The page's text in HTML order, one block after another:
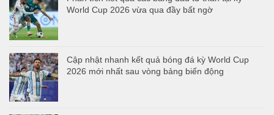
World Cup 2026 vừa qua đầy bất ngờ
Cập nhật nhanh kết quả bóng đá kỳ World Cup
2026 mới nhất sau vòng bảng biến động